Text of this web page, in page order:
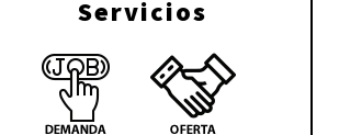
Servicios